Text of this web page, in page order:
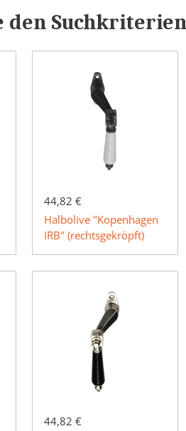
den
44,82 €
Halbolive "Kopenhagen
IRB" (rechtsgekröpft)
44,82 €